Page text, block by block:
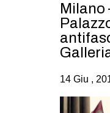
Milano
14 Giu ,